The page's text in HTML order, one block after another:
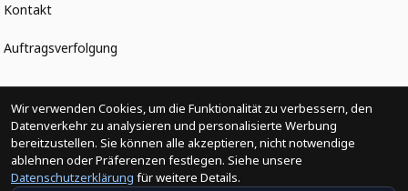
Kontakt
Auftragsverfolgung
Politiken
Änderungen der Bestellung
Wir verwenden Cookies, um die Funktionalität zu verbessern, den
Datenverkehr zu analysieren und personalisierte Werbung
bereitzustellen. Sie können alle akzeptieren, nicht notwendige
ablehnen oder Präferenzen festlegen. Siehe unsere
Datenschutzerklärung für weitere Details.